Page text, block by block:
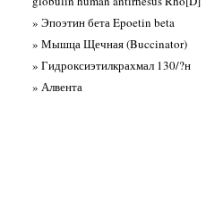
» Эпоэтин бета Epoetin beta
» Мышца Щечная (Buccinator)
» Гидроксиэтилкрахмал 130/?н
» Алвента